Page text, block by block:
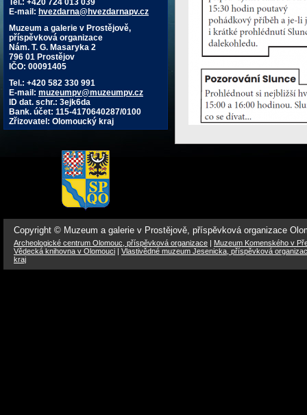
Tel.: +420 724 013 039
E-mail: hvezdarna@hvezdarnapv.cz
Muzeum a galerie v Prostějově,
příspěvková organizace
Nám. T. G. Masaryka 2
796 01 Prostějov
IČO: 00091405
Tel.: +420 582 330 991
E-mail: muzeumpv@muzeumpv.cz
ID dat. schr.: 3ejk6da
Bank. účet: 115-4170640287/0100
Zřizovatel: Olomoucký kraj
Copyright © Muzeum a galerie v Prostějově, příspěvková organizace
Archeologické centrum Olomouc, příspěvková organizace | Muzeum Komenského v
Vědecká knihovna v Olomouci | Vlastivědné muzeum Jesenicka, příspěvková
kraj